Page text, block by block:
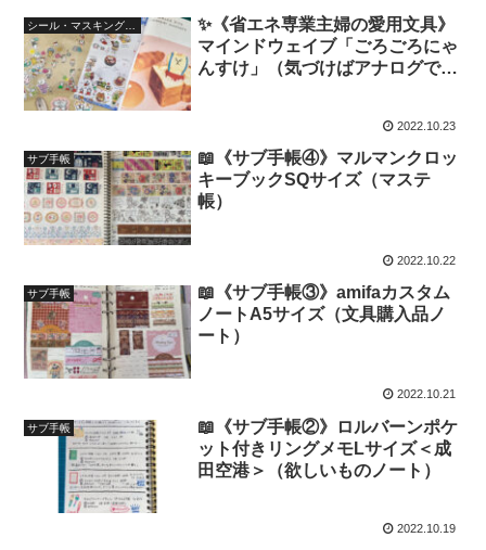
✨《省エネ専業主婦の愛用文具》
マインドウェイブ「ごろごろにゃ
んすけ」（気づけばアナログでも
2022.10.23
サブ手帳
📖《サブ手帳④》マルマンクロッ
キーブックSQサイズ（マステ
帳）
2022.10.22
サブ手帳
📖《サブ手帳③》amifaカスタム
ノートA5サイズ（文具購入品ノ
ート）
2022.10.21
サブ手帳
📖《サブ手帳②》ロルバーンポケ
ット付きリングメモLサイズ＜成
田空港＞（欲しいものノート）
2022.10.19